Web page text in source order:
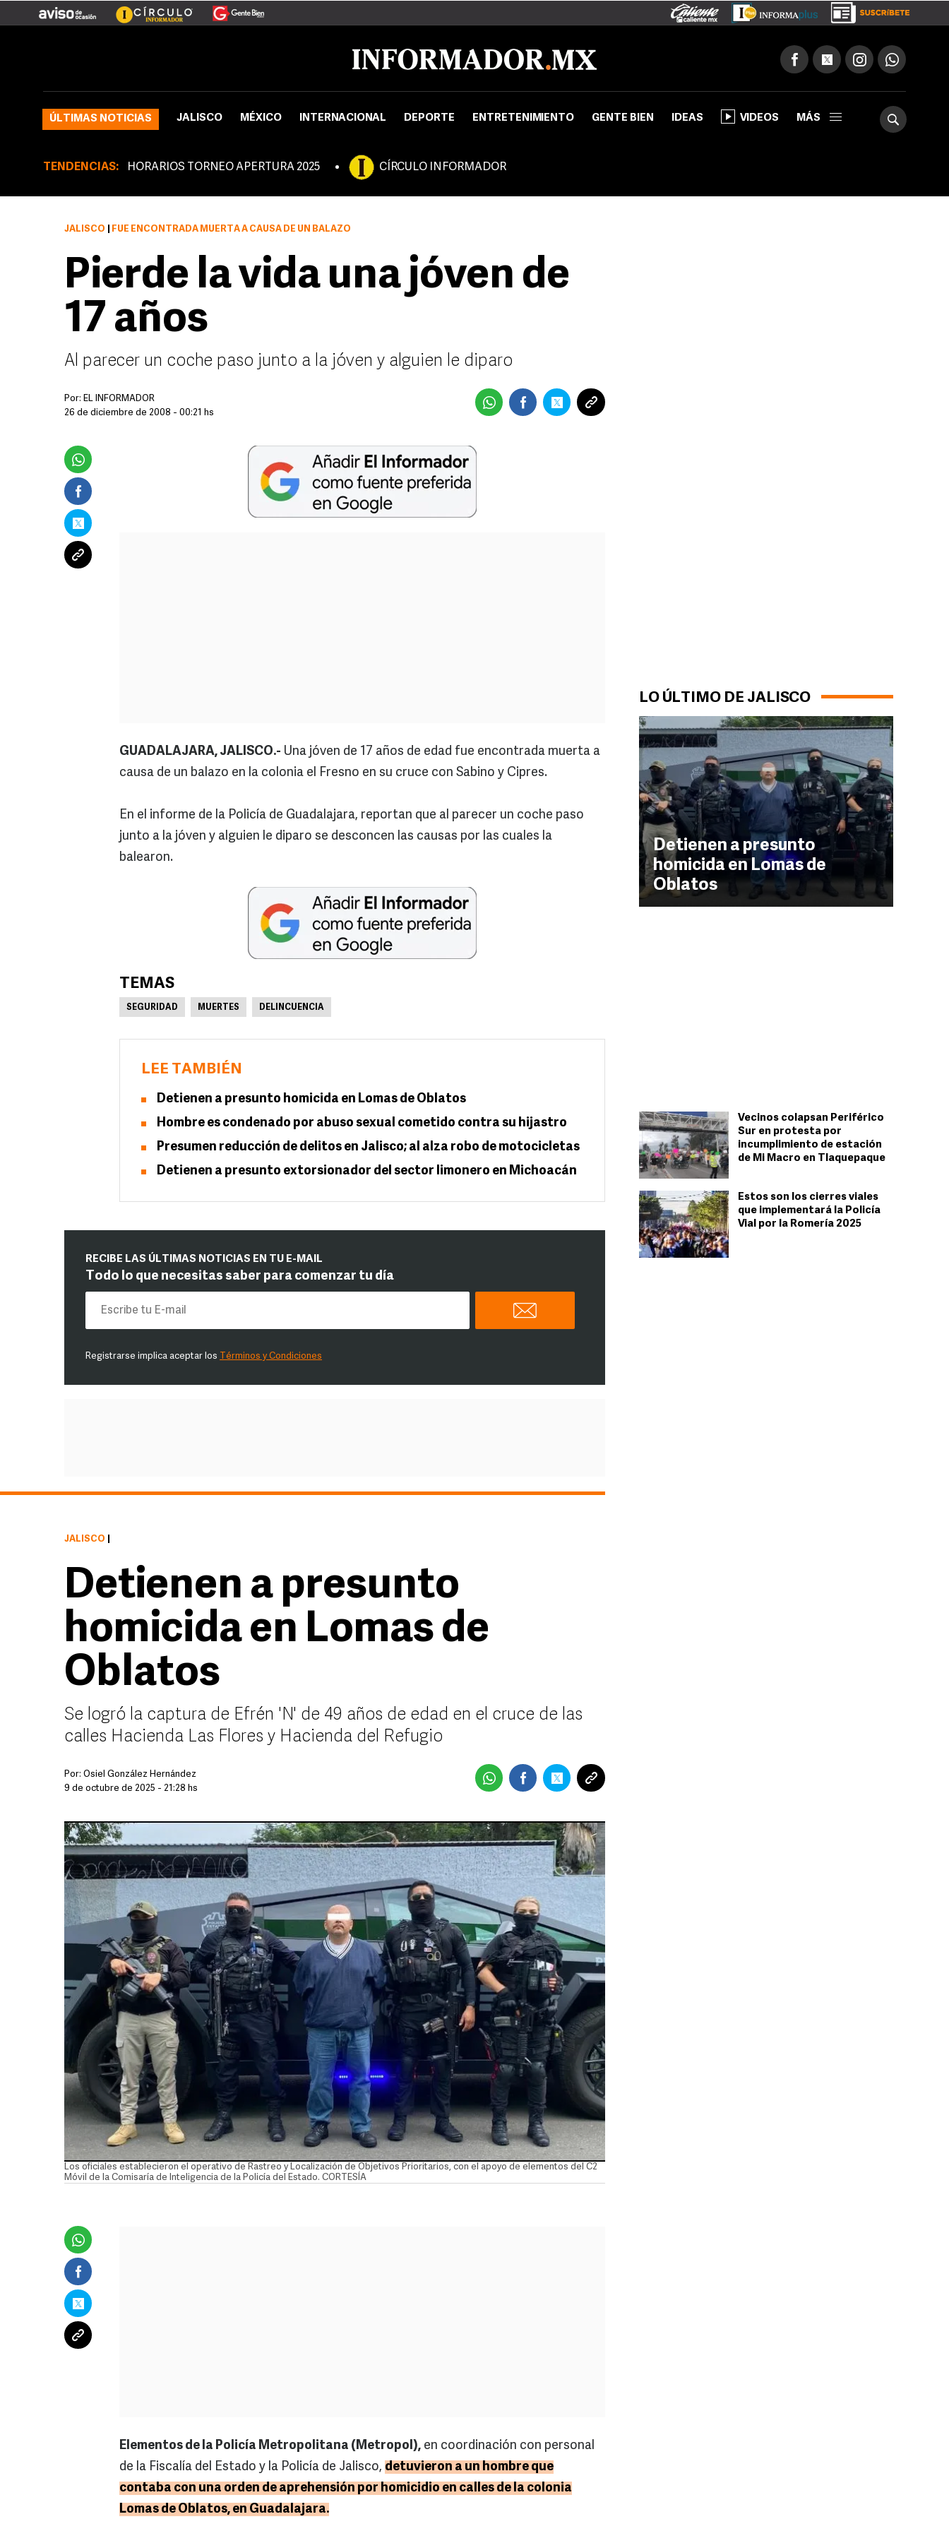
ÚLTIMAS NOTICIAS JALISCO MÉXICO INTERNACIONAL DEPORTE ENTRETENIMIENTO GENTE BIEN IDEAS VIDEOS MÁS
TENDENCIAS: HORARIOS TORNEO APERTURA 2025 CÍRCULO INFORMADOR
LO ÚLTIMO DE JALISCO
Detienen a presunto
homicida en Lomas de
Oblatos
Vecinos colapsan Periférico
Sur en protesta por
incumplimiento de estación
de Mi Macro en Tlaquepaque
Estos son los cierres viales
que implementará la Policía
Vial por la Romería 2025
JALISCO FUE ENCONTRADA MUERTA A CAUSA DE UN BALAZO
Pierde la vida una jóven de
17 años
Al parecer un coche paso junto a la jóven y alguien le diparo
Por: EL INFORMADOR
26 de diciembre de 2008 - 00:21 hs
GUADALAJARA, JALISCO.- Una jóven de 17 años de edad fue encontrada muerta a
causa de un balazo en la colonia el Fresno en su cruce con Sabino y Cipres.
En el informe de la Policía de Guadalajara, reportan que al parecer un coche paso
junto a la jóven y alguien le diparo se desconcen las causas por las cuales la
balearon.
TEMAS
SEGURIDAD MUERTES DELINCUENCIA
LEE TAMBIÉN
Detienen a presunto homicida en Lomas de Oblatos
Hombre es condenado por abuso sexual cometido contra su hijastro
Presumen reducción de delitos en Jalisco; al alza robo de motocicletas
Detienen a presunto extorsionador del sector limonero en Michoacán
RECIBE LAS ÚLTIMAS NOTICIAS EN TU E-MAIL
Todo lo que necesitas saber para comenzar tu día
Registrarse implica aceptar los Términos y Condiciones
JALISCO
Detienen a presunto
homicida en Lomas de
Oblatos
Se logró la captura de Efrén 'N' de 49 años de edad en el cruce de las
calles Hacienda Las Flores y Hacienda del Refugio
Por: Osiel González Hernández
9 de octubre de 2025 - 21:28 hs
Los oficiales establecieron el operativo de Rastreo y Localización de Objetivos Prioritarios, con el apoyo de elementos del C2
Móvil de la Comisaría de Inteligencia de la Policía del Estado. CORTESÍA
Elementos de la Policía Metropolitana (Metropol), en coordinación con personal
de la Fiscalía del Estado y la Policía de Jalisco, detuvieron a un hombre que
contaba con una orden de aprehensión por homicidio en calles de la colonia
Lomas de Oblatos, en Guadalajara.